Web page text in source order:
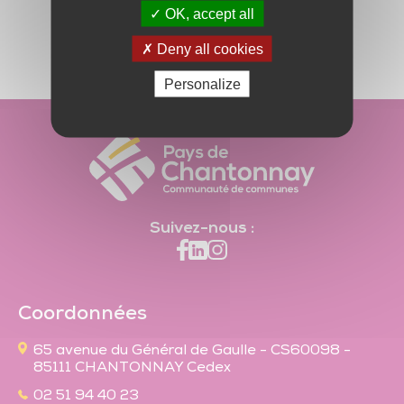
L'intérêt communautaire
499.09 Ko
Suivez-nous :
Coordonnées
65 avenue du Général de Gaulle - CS60098 -
85111 CHANTONNAY Cedex
02 51 94 40 23
OK, accept all
Deny all cookies
Personalize